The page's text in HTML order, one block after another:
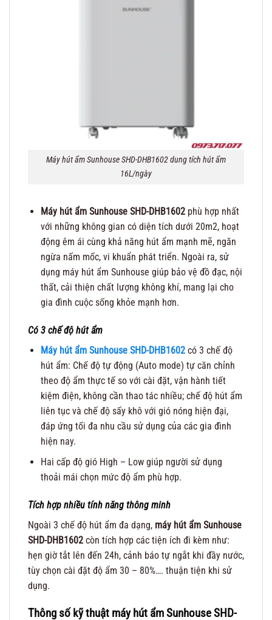
Máy hút ẩm Sunhouse SHD-DHB1602 dung tích hút ẩm
16L/ngày
Máy hút ẩm Sunhouse SHD-DHB1602phù hợp nhất
với những không gian có diện tích dưới 20m2, hoạt
động êm ái cùng khả năng hút ẩm mạnh mẽ, ngăn
ngừa nấm mốc, vi khuẩn phát triển. Ngoài ra, sử
dụng máy hút ẩm Sunhouse giúp bảo vệ đồ đạc, nội
thất, cải thiện chất lượng không khí, mang lại cho
gia đình cuộc sống khỏe mạnh hơn.
Có 3 chế độ hút ẩm
Máy hút ẩm Sunhouse SHD-DHB1602có 3 chế độ
hút ẩm: Chế độ tự động (Auto mode) tự căn chỉnh
theo độ ẩm thực tế so với cài đặt, vận hành tiết
kiệm điện, không cần thao tác nhiều; chế độ hút ẩm
liên tục và chế độ sấy khô với gió nóng hiện đại,
đáp ứng tối đa nhu cầu sử dụng của các gia đình
hiện nay.
Hai cấp độ gió High – Low giúp người sử dụng
thoải mái chọn mức độ ẩm phù hợp.
Tích hợp nhiều tính năng thông minh
Ngoài 3 chế độ hút ẩm đa dạng, máy hút ẩm Sunhouse
SHD-DHB1602 còn tích hợp các tiện ích đi kèm như:
hẹn giờ tắt lên đến 24h, cảnh báo tự ngắt khi đầy nước,
tùy chọn cài đặt độ ẩm 30 – 80%…. thuận tiện khi sử
dụng.
Thông số kỹ thuật máy hút ẩm Sunhouse SHD-